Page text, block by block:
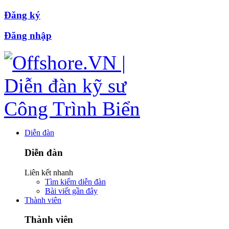
Đăng ký
Đăng nhập
Diễn đàn
Diễn đàn
Liên kết nhanh
Tìm kiếm diễn đàn
Bài viết gần đây
Thành viên
Thành viên